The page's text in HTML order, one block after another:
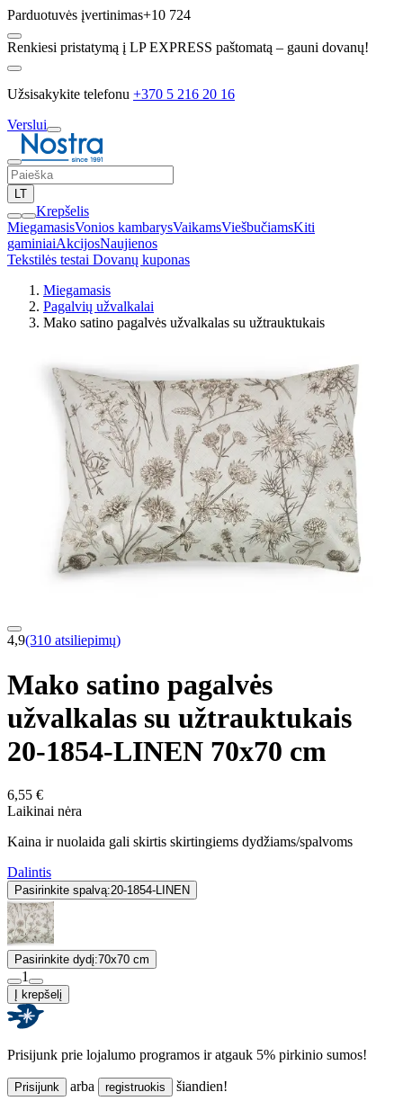
Parduotuvės įvertinimas+10 724
Renkiesi pristatymą į LP EXPRESS paštomatą – gauni dovanų!
Užsisakykite telefonu +370 5 216 20 16
Verslui
LT
Krepšelis
MiegamasisVonios kambarysVaikamsViešbučiamsKiti
gaminiaiAkcijosNaujienos
Tekstilės testai Dovanų kuponas
Miegamasis
Pagalvių užvalkalai
Mako satino pagalvės užvalkalas su užtrauktukais
4,9(310 atsiliepimų)
Mako satino pagalvės
užvalkalas su užtrauktukais
20-1854-LINEN 70x70 cm
6,55 €
Laikinai nėra
Kaina ir nuolaida gali skirtis skirtingiems dydžiams/spalvoms
Dalintis
Pasirinkite spalvą:20-1854-LINEN
Pasirinkite dydį:70x70 cm
1
Į krepšelį
Prisijunk prie lojalumo programos ir atgauk 5% pirkinio sumos!
Prisijunk arba registruokis šiandien!